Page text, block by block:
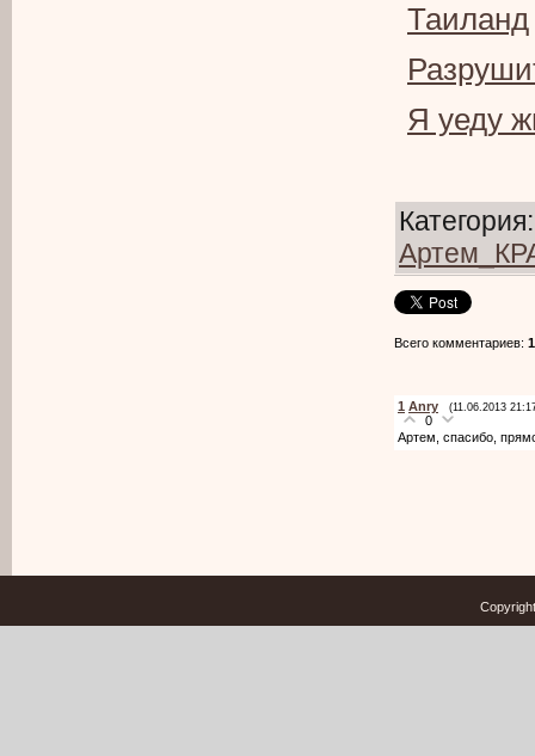
Таиланд
Я уеду
Категория
Всего комментариев: 1
1 Anry (11.06.2013
0
Артем, спасибо,